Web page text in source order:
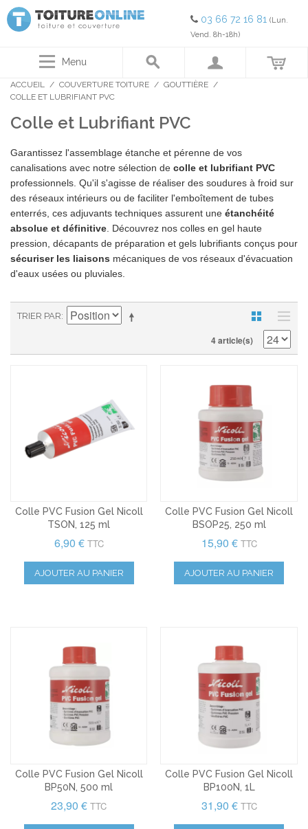
03 66 72 16 81 (Lun.
Vend. 8h-18h)
Menu
ACCUEIL / COUVERTURE TOITURE / GOUTTIÈRE /
COLLE ET LUBRIFIANT PVC
Colle et Lubrifiant PVC
Garantissez l'assemblage étanche et pérenne de vos
canalisations avec notre sélection de colle et lubrifiant PVC
professionnels. Qu'il s'agisse de réaliser des soudures à froid sur
des réseaux intérieurs ou de faciliter l'emboîtement de tubes
enterrés, ces adjuvants techniques assurent une étanchéité
absolue et définitive . Découvrez nos colles en gel haute
pression, décapants de préparation et gels lubrifiants conçus pour
sécuriser les liaisons mécaniques de vos réseaux d'évacuation
d'eaux usées ou pluviales.
TRIER PAR
4 article(s)
Colle PVC Fusion Gel Nicoll
TSON, 125 ml
6,90 € TTC
AJOUTER AU PANIER
Colle PVC Fusion Gel Nicoll
BSOP25, 250 ml
15,90 € TTC
AJOUTER AU PANIER
Colle PVC Fusion Gel Nicoll
BP50N, 500 ml
23,90 € TTC
Colle PVC Fusion Gel Nicoll
BP100N, 1L
31,90 € TTC